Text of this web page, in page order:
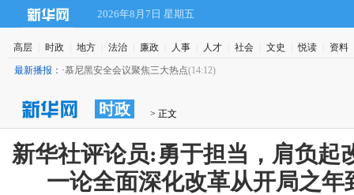
2026年8月7日 星期五
高层 时政 地方 法治 廉政 人事 人才 社会 文史 悦读 资料
最新播报： ·慕尼黑安全会议聚焦三大热点(14:12)
时政 > 正文
新华社评论员:勇于担当，肩负起
一论全面深化改革从开局之年